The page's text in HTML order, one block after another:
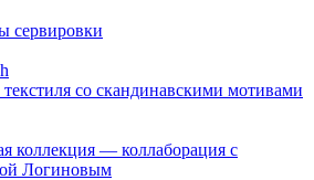
сервировки
со скандинавскими мотивами
коллекция — коллаборация с
Логиновым